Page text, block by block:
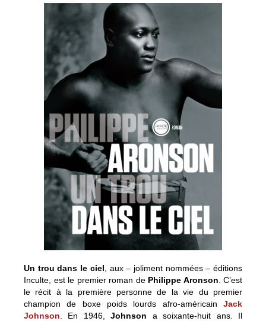
Un trou dans le ciel , aux – joliment nommées – éditions
Inculte, est le premier roman de Philippe Aronson . C’est
le récit à la première personne de la vie du premier
champion de boxe poids lourds afro-américain Jack
Johnson . En 1946,Johnson a soixante-huit ans. Il